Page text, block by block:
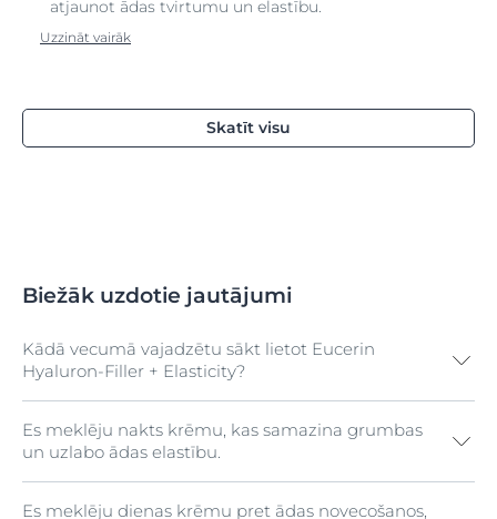
atjaunot ādas tvirtumu un elastību.
Uzzināt vairāk
Skatīt visu
Biežāk uzdotie jautājumi
Kādā vecumā vajadzētu sākt lietot Eucerin
Hyaluron-Filler + Elasticity?
Mūsu āda ir tikpat daudzveidīga kā mēs paši, tāpēc
atbilde uz šo jautājumu dažādiem cilvēkiem atšķiras
un ir atkarīga no daudziem iekšējiem (piemēram,
ģenētikas) un ārējiem (piemēram, saules daudzuma,
Es meklēju nakts krēmu, kas samazina grumbas
un uzlabo ādas elastību.
Izmēģiniet EucerinHyaluron-Filler + Elasticity Night
Es meklēju dienas krēmu pret ādas novecošanos,